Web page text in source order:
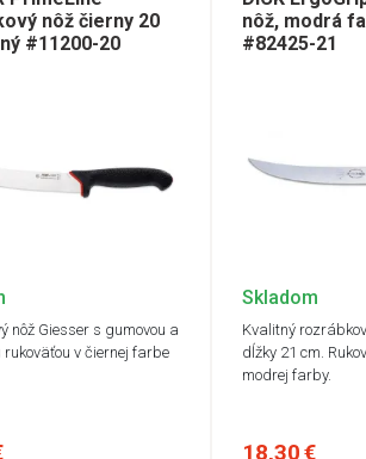
nôž čierny 20
#11200-20
nôž Giesser s gumovou a
rukoväťou v čiernej farbe
nôž, modrá
#82425-21
Skladom
Kvalitný
dĺžky 21 cm.
modrej farby.
18,30 €